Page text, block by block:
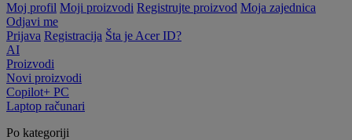
Moj profil Moji proizvodi Registrujte proizvod Moja zajednica
Odjavi me
Prijava Registracija Šta je Acer ID?
AI
Proizvodi
Novi proizvodi
Copilot+ PC
Laptop računari
Po kategoriji